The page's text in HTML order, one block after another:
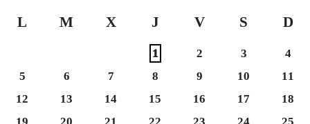
L M X J V S D
1 2 Sábado 3
3
4
5
Martes 6
6 7 8 9 10
11
12
13 14 15 16 Sábado 17
17
18
Martes 20 Sábado 24